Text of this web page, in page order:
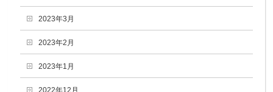
2023年3月
2023年2月
2023年1月
2022年12月